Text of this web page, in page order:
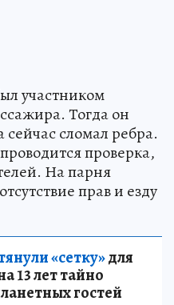
участником
Тогда он
сейчас сломал ребра.
проверка,
На парня
прав и езду
«сетку»для
13 лет тайно
гостей